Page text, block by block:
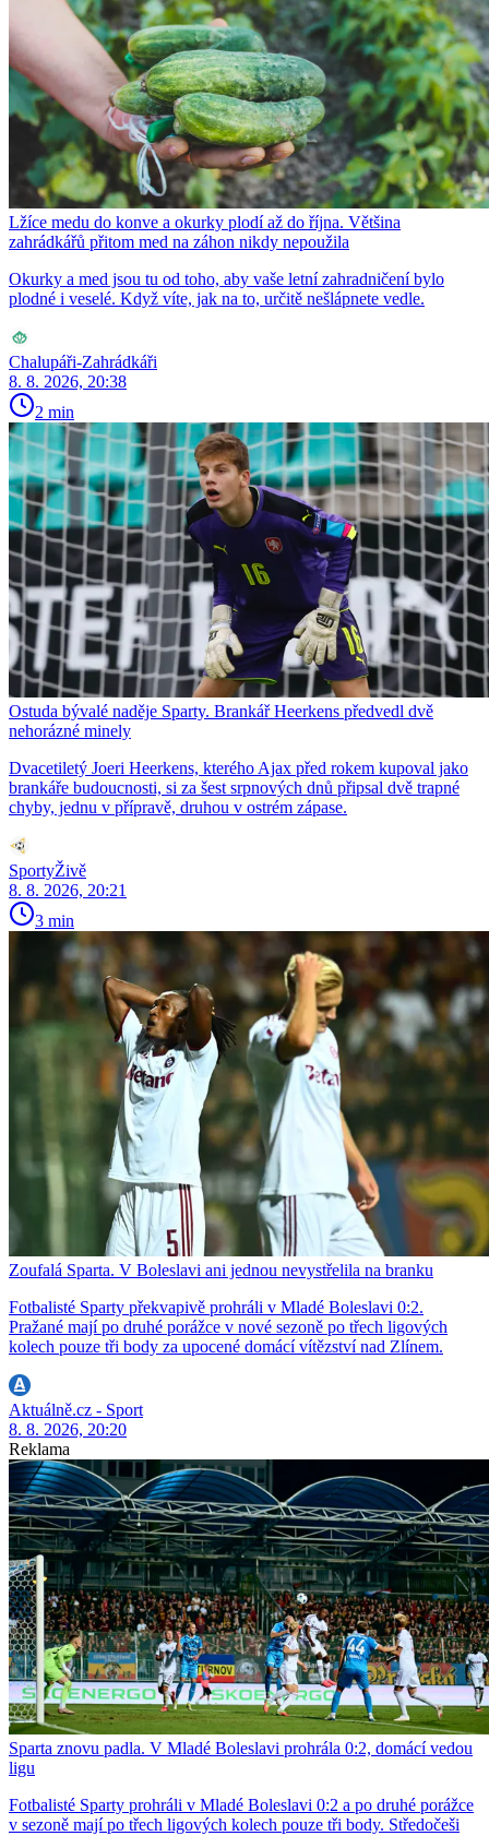
Lžíce medu do konve a okurky plodí až do října. Většina
zahrádkářů přitom med na záhon nikdy nepoužila
Okurky a med jsou tu od toho, aby vaše letní zahradničení bylo
plodné i veselé. Když víte, jak na to, určitě nešlápnete vedle.
Chalupáři-Zahrádkáři
8. 8. 2026, 20:38
2 min
Ostuda bývalé naděje Sparty. Brankář Heerkens předvedl dvě
nehorázné minely
Dvacetiletý Joeri Heerkens, kterého Ajax před rokem kupoval jako
brankáře budoucnosti, si za šest srpnových dnů připsal dvě trapné
chyby, jednu v přípravě, druhou v ostrém zápase.
SportyŽivě
8. 8. 2026, 20:21
3 min
Zoufalá Sparta. V Boleslavi ani jednou nevystřelila na branku
Fotbalisté Sparty překvapivě prohráli v Mladé Boleslavi 0:2.
Pražané mají po druhé porážce v nové sezoně po třech ligových
kolech pouze tři body za upocené domácí vítězství nad Zlínem.
Aktuálně.cz - Sport
8. 8. 2026, 20:20
Reklama
Sparta znovu padla. V Mladé Boleslavi prohrála 0:2, domácí vedou
ligu
Fotbalisté Sparty prohráli v Mladé Boleslavi 0:2 a po druhé porážce
v sezoně mají po třech ligových kolech pouze tři body. Středočeši